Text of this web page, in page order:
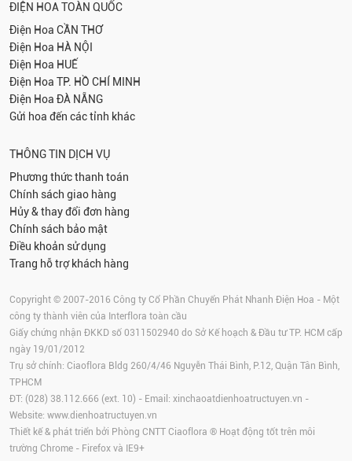
ĐIỆN HOA TOÀN QUỐC
Điện Hoa CẦN THƠ
Điện Hoa HÀ NỘI
Điện Hoa HUẾ
Điện Hoa TP. HỒ CHÍ MINH
Điện Hoa ĐÀ NẴNG
Gửi hoa đến các tỉnh khác
THÔNG TIN DỊCH VỤ
Phương thức thanh toán
Chính sách giao hàng
Hủy & thay đổi đơn hàng
Chính sách bảo mật
Điều khoản sử dụng
Trang hỗ trợ khách hàng
Copyright © 2007-2016 Công ty Cổ Phần Chuyển Phát Nhanh Điện Hoa - Một
công ty thành viên của Interflora toàn cầu
Giấy chứng nhận ĐKKD số 0311502940 do Sở Kế hoạch & Đầu tư TP. HCM cấp
ngày 19/01/2012
Trụ sở chính: Ciaoflora Bldg 260/4/46 Nguyễn Thái Bình, P.12, Quận Tân Bình,
TPHCM
ĐT: (028) 38.112.666 (ext. 10) - Email: xinchaoatdienhoatructuyen.vn -
Website: www.dienhoatructuyen.vn
Thiết kế & phát triển bởi Phòng CNTT Ciaoflora ® Hoạt động tốt trên môi
trường Chrome - Firefox và IE9+